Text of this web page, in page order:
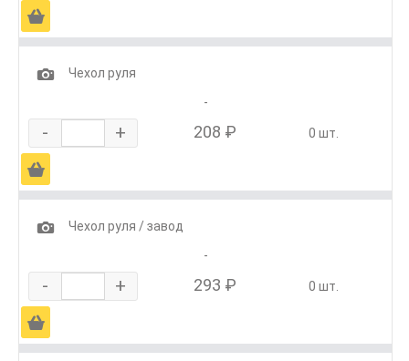
Ä
1
Чехол руля
-
- + 208 ₽ 0 шт.
Ä
1
Чехол руля / завод
-
- + 293 ₽ 0 шт.
Ä